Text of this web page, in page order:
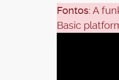
Fontos: A
Basic